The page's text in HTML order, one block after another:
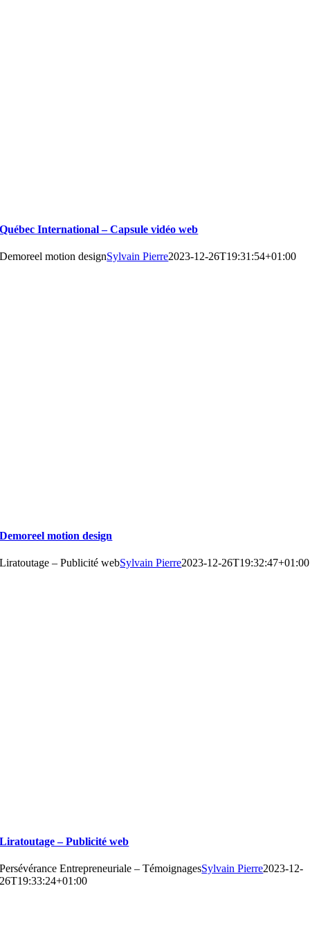
Québec International – Capsule vidéo web
Demoreel motion designSylvain Pierre2023-12-26T19:31:54+01:00
Demoreel motion design
Liratoutage – Publicité webSylvain Pierre2023-12-26T19:32:47+01:00
Liratoutage – Publicité web
Persévérance Entrepreneuriale – TémoignagesSylvain Pierre2023-12-
26T19:33:24+01:00